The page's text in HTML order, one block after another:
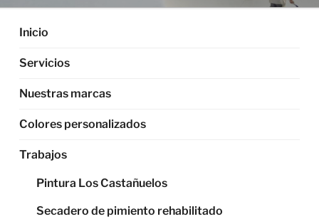
Inicio
Servicios
Nuestras marcas
Colores personalizados
Trabajos
Pintura Los Castañuelos
Secadero de pimiento rehabilitado